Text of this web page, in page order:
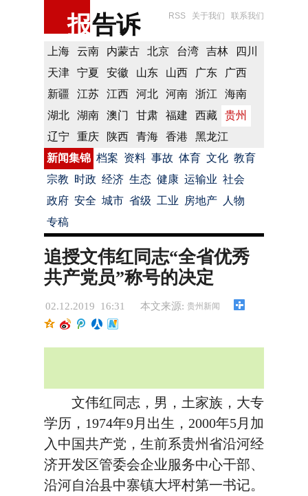
报告诉 RSS 关于我们 联系我们
上海 云南 内蒙古 北京 台湾 吉林
四川
天津
宁夏 安徽 山东 山西 广东
广西
新疆
江苏 江西 河北 河南 浙江
海南
湖北
湖南 澳门 甘肃 福建 西藏
贵州
辽宁
重庆 陕西 青海 香港
黑龙江
新闻集锦 档案 资料 事故 体育 文化 教育
宗教 时政 经济 生态 健康 运输业 社会
政府 安全 城市 省级 工业 房地产
人物
专稿
追授文伟红同志“全省优秀
共产党员”称号的决定
02.12.2019 16:31 本文来源: 贵州新闻
文伟红同志，男，土家族，大专
学历，1974年9月出生，2000年5月加
入中国共产党，生前系贵州省沿河经
济开发区管委会企业服务中心干部、
沿河自治县中寨镇大坪村第一书记。